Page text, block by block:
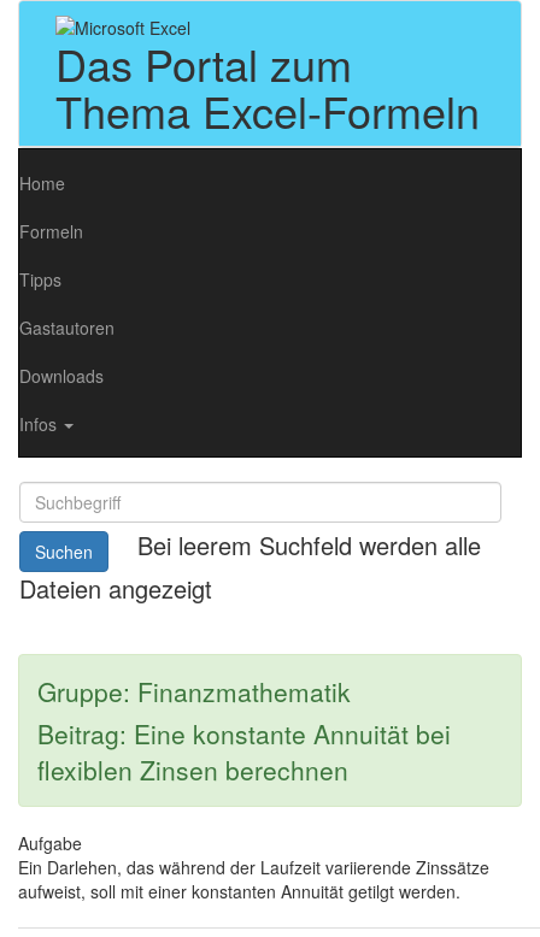
Das Portal zum
Thema Excel-Formeln
Home
Formeln
Tipps
Gastautoren
Downloads
Infos
Suchen
Bei leerem Suchfeld werden alle
Dateien angezeigt
Gruppe: Finanzmathematik
Beitrag: Eine konstante Annuität bei
flexiblen Zinsen berechnen
Aufgabe
Ein Darlehen, das während der Laufzeit variierende Zinssätze
aufweist, soll mit einer konstanten Annuität getilgt werden.